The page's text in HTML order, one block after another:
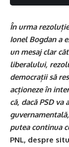
În urma
Ionel Bogdan a
un mesaj clar
liberalului,
democrații să
acționeze în
că, dacă PSD va
putea continua
PNL, despre